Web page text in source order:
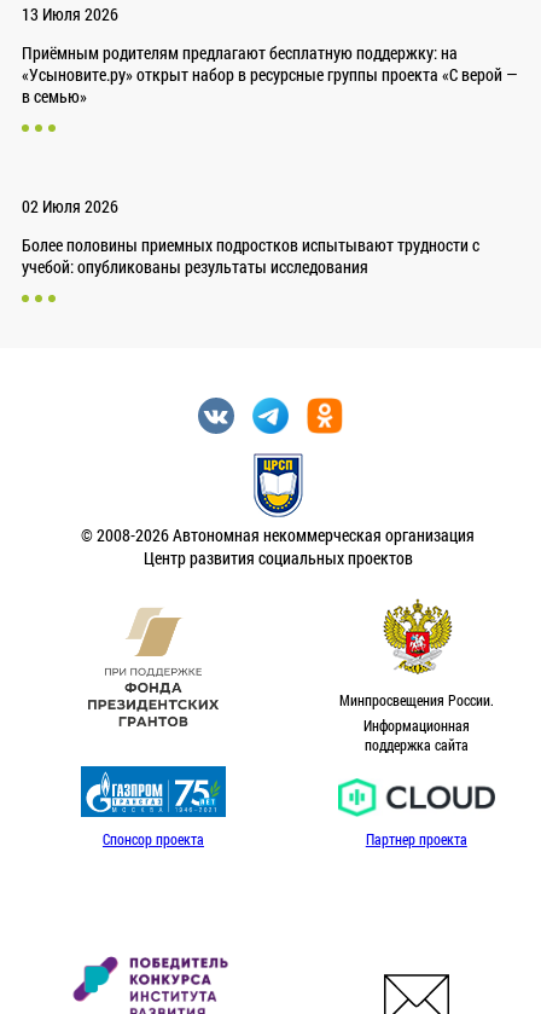
13 Июля 2026
Приёмным родителям предлагают бесплатную поддержку: на
«Усыновите.ру» открыт набор в ресурсные группы проекта «С верой —
в семью»
02 Июля 2026
Более половины приемных подростков испытывают трудности с
учебой: опубликованы результаты исследования
© 2008-2026 Автономная некоммерческая организация
Центр развития социальных проектов
Минпросвещения России.
Информационная
поддержка сайта
Спонсор проекта Партнер проекта